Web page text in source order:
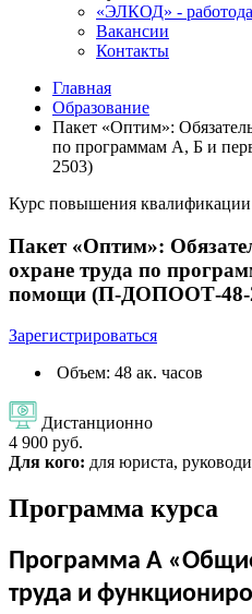
«ЭЛКОД» -
Вакансии
Контакты
Главная
Образование
Пакет «Оптим»:
по программам А, Б и
2503)
Курс повышения квалификации
Пакет «Оптим»:
охране труда по
помощи (П-ДОПООТ-48-
Зарегистрироваться
Объем: 48 ак. часов
Дистанционно
4 900 руб.
Для кого: для юриста,
Программа курса
Программа А
труда и